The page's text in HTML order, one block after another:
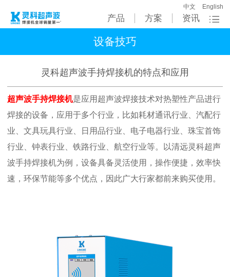
产品 方案 资讯
中文 English
设备技巧
灵科超声波手持焊接机的特点和应用
超声波手持焊接机是应用超声波焊接技术对热塑性产品进行
焊接的设备，应用于多个行业，比如耗材通讯行业、汽配行
业、文具玩具行业、日用品行业、电子电器行业、珠宝首饰
行业、钟表行业、铁路行业、航空行业等。以清远灵科超声
波手持焊接机为例，设备具备灵活使用，操作便捷，效率快
速，环保节能等多个优点，因此广大行家都前来购买使用。